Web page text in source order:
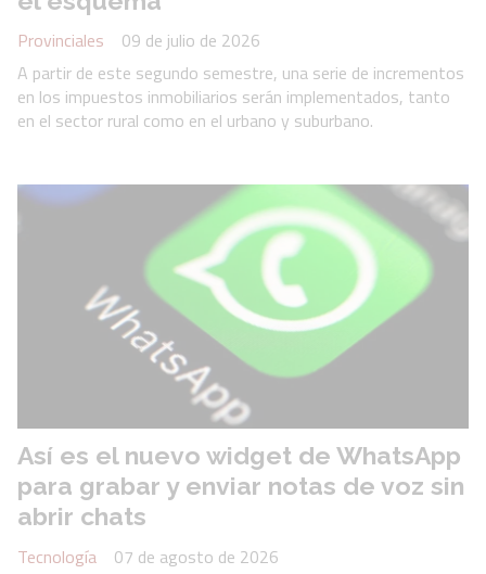
Provinciales
09 de julio de 2026
A partir de este segundo semestre, una serie de incrementos
en los impuestos inmobiliarios serán implementados, tanto
en el sector rural como en el urbano y suburbano.
Así es el nuevo widget de WhatsApp
para grabar y enviar notas de voz sin
abrir chats
Tecnología
07 de agosto de 2026